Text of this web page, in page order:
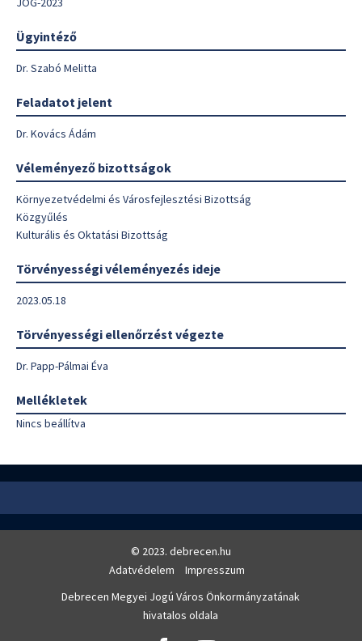
Ügyintéző
Dr. Szabó Melitta
Feladatot jelent
Dr. Kovács Ádám
Véleményező bizottságok
Környezetvédelmi és Városfejlesztési Bizottság
Közgyűlés
Kulturális és Oktatási Bizottság
Törvényességi véleményezés ideje
2023.05.18
Törvényességi ellenőrzést végezte
Dr. Papp-Pálmai Éva
Mellékletek
Nincs beállítva
© 2023. debrecen.hu
Adatvédelem
Impresszum
Debrecen Megyei Jogú Város Önkormányzatának
hivatalos oldala